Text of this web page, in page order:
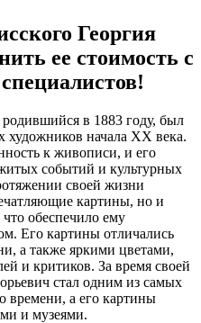
Георгия
ее стоимость с
в 1883 году, был
художников начала XX века.
к живописи, и его
событий и культурных
своей жизни
картины, но и
обеспечило ему
Его картины отличались
а также яркими цветами,
и критиков. За время своей
стал одним из самых
времени, а его картины
и музеями.